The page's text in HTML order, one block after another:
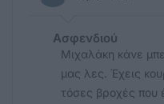
Ασφενδιού
Μιχαλάκη κάνε
μας λες. Έχεις
τόσες βροχές που